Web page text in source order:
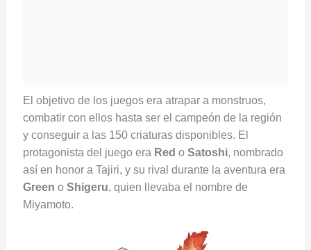
El objetivo de los juegos era atrapar a monstruos,
combatir con ellos hasta ser el campeón de la región
y conseguir a las 150 criaturas disponibles. El
protagonista del juego era Red o Satoshi, nombrado
así en honor a Tajiri, y su rival durante la aventura era
Green o Shigeru, quien llevaba el nombre de
Miyamoto.